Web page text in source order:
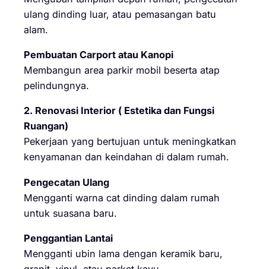
ulang dinding luar, atau pemasangan batu
alam.
Pembuatan Carport atau Kanopi
Membangun area parkir mobil beserta atap
pelindungnya.
2. Renovasi Interior ( Estetika dan Fungsi
Ruangan)
Pekerjaan yang bertujuan untuk meningkatkan
kenyamanan dan keindahan di dalam rumah.
Pengecatan Ulang
Mengganti warna cat dinding dalam rumah
untuk suasana baru.
Penggantian Lantai
Mengganti ubin lama dengan keramik baru,